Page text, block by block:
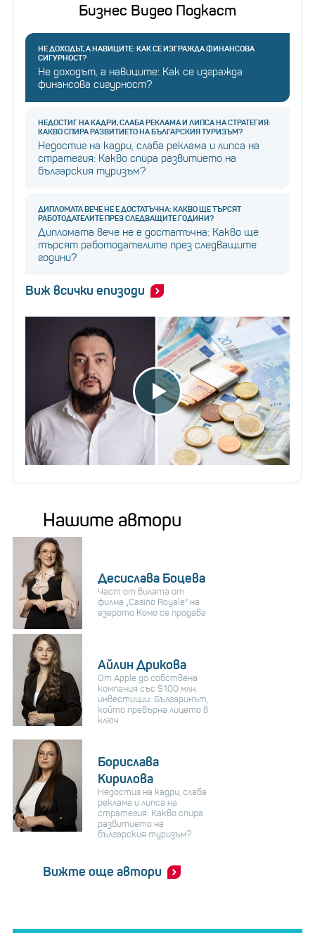
Бизнес Видео Подкаст
НЕ ДОХОДЪТ, А НАВИЦИТЕ: КАК СЕ ИЗГРАЖДА ФИНАНСОВА
СИГУРНОСТ?
Не доходът, а навиците: Как се изгражда
финансова сигурност?
НЕДОСТИГ НА КАДРИ, СЛАБА РЕКЛАМА И ЛИПСА НА СТРАТЕГИЯ:
КАКВО СПИРА РАЗВИТИЕТО НА БЪЛГАРСКИЯ ТУРИЗЪМ?
Недостиг на кадри, слаба реклама и липса на
стратегия: Какво спира развитието на
българския туризъм?
ДИПЛОМАТА ВЕЧЕ НЕ Е ДОСТАТЪЧНА: КАКВО ЩЕ ТЪРСЯТ
РАБОТОДАТЕЛИТЕ ПРЕЗ СЛЕДВАЩИТЕ ГОДИНИ?
Дипломата вече не е достатъчна: Какво ще
търсят работодателите през следващите
години?
Виж всички епизоди
Нашите автори
Десислава Боцева
Част от вилата от
филма „Casino Royale“ на
езерото Комо се продава
Айлин Дрикова
От Apple до собствена
компания със $100 млн.
инвестиции: Българинът,
който превърна лицето в
ключ
Борислава
Кирилова
Недостиг на кадри, слаба
реклама и липса на
стратегия: Какво спира
развитието на
българския туризъм?
Вижте още автори